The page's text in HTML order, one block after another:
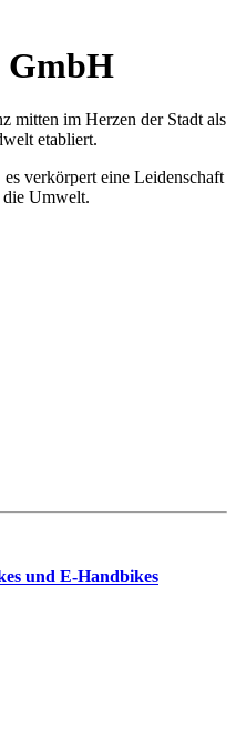
GmbH
mitten im Herzen der Stadt als
etabliert.
verkörpert eine Leidenschaft
Umwelt.
und E-Handbikes